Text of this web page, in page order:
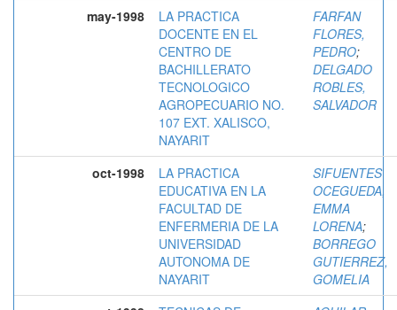
may-1998
LA PRACTICA
DOCENTE EN EL
CENTRO DE
BACHILLERATO
TECNOLOGICO
AGROPECUARIO NO.
107 EXT. XALISCO,
NAYARIT
FARFAN
FLORES,
PEDRO;
DELGADO
ROBLES,
SALVADOR
oct-1998
LA PRACTICA
EDUCATIVA EN LA
FACULTAD DE
ENFERMERIA DE LA
UNIVERSIDAD
AUTONOMA DE
NAYARIT
SIFUENTES
OCEGUEDA,
EMMA
LORENA;
BORREGO
GUTIERREZ,
GOMELIA